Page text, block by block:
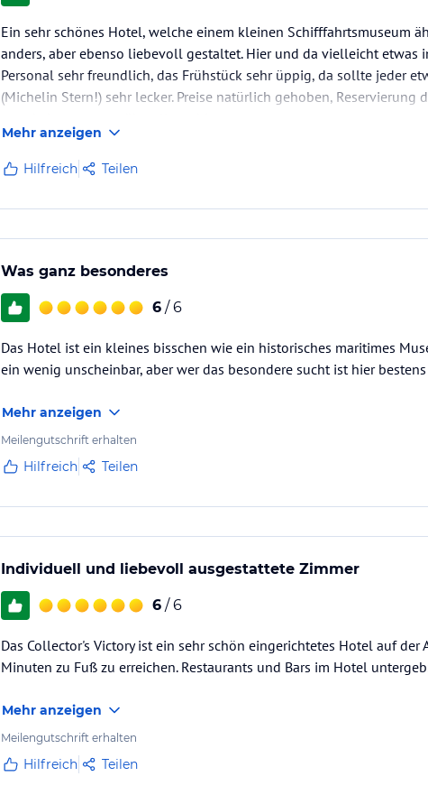
Ein sehr schönes Hotel, welche einem kleinen Schifffahrtsmuseum
anders, aber ebenso liebevoll gestaltet. Hier und da vielleicht etwas
Personal sehr freundlich, das Frühstück sehr üppig, da sollte jeder
(Michelin Stern!) sehr lecker. Preise natürlich gehoben,
Mehr anzeigen
Hilfreich Teilen
Was ganz besonderes
6 / 6
Das Hotel ist ein kleines bisschen wie ein historisches maritimes
ein wenig unscheinbar, aber wer das besondere sucht ist hier
Mehr anzeigen
Meilengutschrift erhalten
Hilfreich Teilen
Individuell und liebevoll ausgestattete Zimmer
6 / 6
Das Collector's Victory ist ein sehr schön eingerichtetes Hotel auf
Minuten zu Fuß zu erreichen. Restaurants und Bars im Hotel
Mehr anzeigen
Meilengutschrift erhalten
Hilfreich Teilen